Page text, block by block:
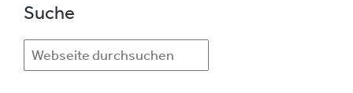
Seitenspalte
Suche
Webseite
durchsuchen